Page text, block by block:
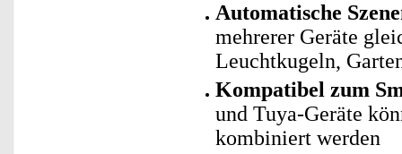
Automatische
mehrerer Geräte
Leuchtkugeln,
Kompatibel zum
und Tuya-Geräte
kombiniert werden